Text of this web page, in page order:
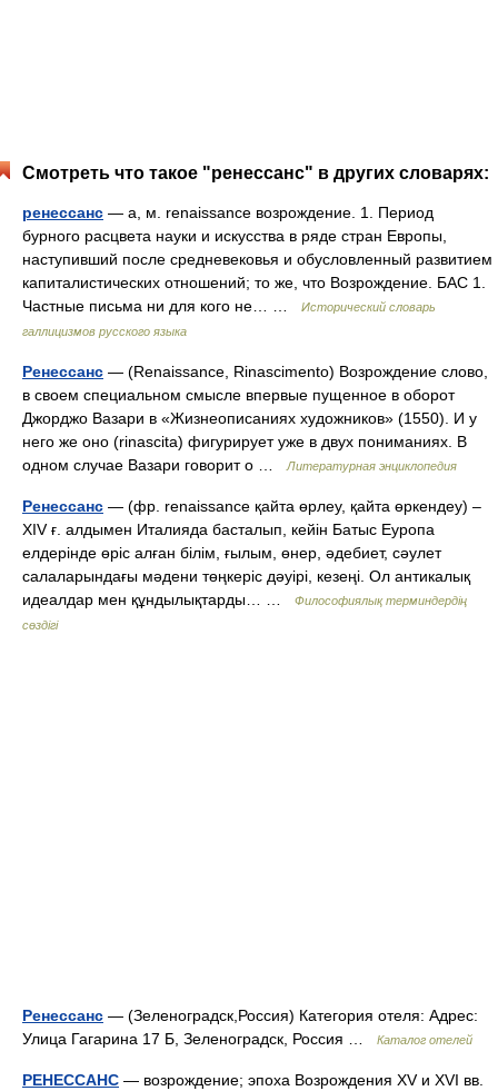
Смотреть что такое "ренессанс" в других словарях:
ренессанс — а, м. renaissance возрождение. 1. Период
бурного расцвета науки и искусства в ряде стран Европы,
наступивший после средневековья и обусловленный развитием
капиталистических отношений; то же, что Возрождение. БАС 1.
Частные письма ни для кого не… …
Исторический словарь
галлицизмов русского языка
Ренессанс — (Renaissance, Rinascimento) Возрождение слово,
в своем специальном смысле впервые пущенное в оборот
Джорджо Вазари в «Жизнеописаниях художников» (1550). И у
него же оно (rinascita) фигурирует уже в двух пониманиях. В
одном случае Вазари говорит о …
Литературная энциклопедия
Ренессанс — (фр. renaissance қайта өрлеу, қайта өркендеу) –
XIV ғ. алдымен Италияда басталып, кейін Батыс Еуропа
елдерінде өріс алған білім, ғылым, өнер, әдебиет, сәулет
салаларындағы мәдени төңкеріс дәуірі, кезеңі. Ол антикалық
идеалдар мен құндылықтарды… …
Философиялық терминдердің
сөздігі
Ренессанс — (Зеленоградск,Россия) Категория отеля: Адрес:
Улица Гагарина 17 Б, Зеленоградск, Россия …
Каталог отелей
РЕНЕССАНС — возрождение; эпоха Возрождения XV и XVI вв.